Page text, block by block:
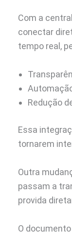
Com a
conectar
tempo real,
Redução
Essa
tornarem
Outra
passam a
provida
O